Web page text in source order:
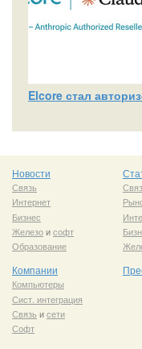
Elcore стал
Новости
Связь
Интернет
Бизнес
Железоисофт
Образование
Компании
Компьютеры
Сист. интеграция
Связь исети
Софт